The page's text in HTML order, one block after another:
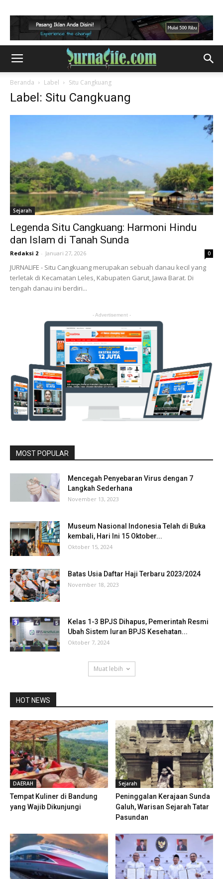
Beranda Label Situ Cangkuang
Label: Situ Cangkuang
Sejarah
Legenda Situ Cangkuang: Harmoni Hindu
dan Islam di Tanah Sunda
Redaksi 2 - Januari 27, 2026 0
JURNALIFE - Situ Cangkuang merupakan sebuah danau kecil yang
terletak di Kecamatan Leles, Kabupaten Garut, Jawa Barat. Di
tengah danau ini berdiri...
- Advertisement -
MOST POPULAR
Mencegah Penyebaran Virus dengan 7
Langkah Sederhana
November 13, 2023
Museum Nasional Indonesia Telah di Buka
kembali, Hari Ini 15 Oktober...
Oktober 15, 2024
Batas Usia Daftar Haji Terbaru 2023/2024
November 18, 2023
Kelas 1-3 BPJS Dihapus, Pemerintah Resmi
Ubah Sistem Iuran BPJS Kesehatan...
Oktober 7, 2024
Muat lebih
HOT NEWS
DAERAH
Tempat Kuliner di Bandung
yang Wajib Dikunjungi
Sejarah
Peninggalan Kerajaan Sunda
Galuh, Warisan Sejarah Tatar
Pasundan